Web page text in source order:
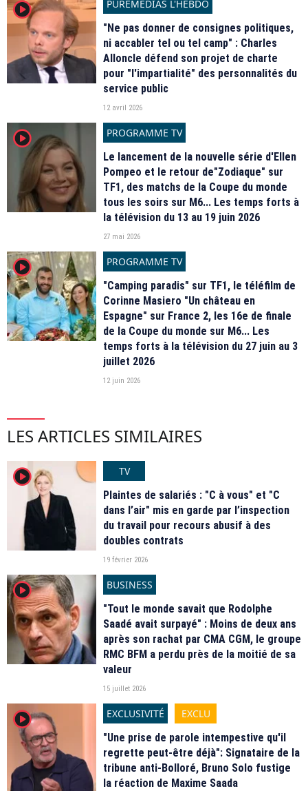
player2
PUREMÉDIAS L'HEBDO
"Ne pas donner de consignes politiques,
ni accabler tel ou tel camp" : Charles
Alloncle défend son projet de charte
pour "l'impartialité" des personnalités du
service public
12 avril 2026
player2
PROGRAMME TV
Le lancement de la nouvelle série d'Ellen
Pompeo et le retour de"Zodiaque" sur
TF1, des matchs de la Coupe du monde
tous les soirs sur M6... Les temps forts à
la télévision du 13 au 19 juin 2026
27 mai 2026
player2
PROGRAMME TV
"Camping paradis" sur TF1, le téléfilm de
Corinne Masiero "Un château en
Espagne" sur France 2, les 16e de finale
de la Coupe du monde sur M6... Les
temps forts à la télévision du 27 juin au 3
juillet 2026
12 juin 2026
LES ARTICLES SIMILAIRES
player2
TV
Plaintes de salariés : "C à vous" et "C
dans l’air" mis en garde par l’inspection
du travail pour recours abusif à des
doubles contrats
19 février 2026
player2
BUSINESS
"Tout le monde savait que Rodolphe
Saadé avait surpayé" : Moins de deux ans
après son rachat par CMA CGM, le groupe
RMC BFM a perdu près de la moitié de sa
valeur
15 juillet 2026
player2 EXCLUSIVITÉ
EXCLU
"Une prise de parole intempestive qu'il
regrette peut-être déjà": Signataire de la
tribune anti-Bolloré, Bruno Solo fustige
la réaction de Maxime Saada